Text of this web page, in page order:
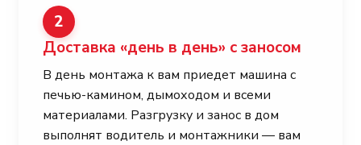
2
Доставка «день в день» с заносом
В день монтажа к вам приедет машина с
печью-камином, дымоходом и всеми
материалами. Разгрузку и занос в дом
выполнят водитель и монтажники — вам